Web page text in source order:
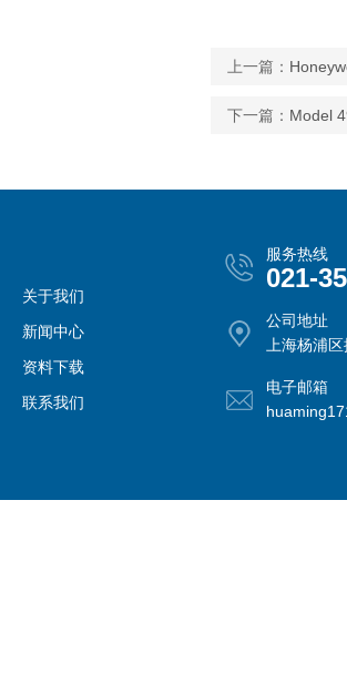
上一篇：
下一篇： Model
关于我们
新闻中心
资料下载
联系我们
服务热线
021-
公司地址
上海杨浦
电子邮箱